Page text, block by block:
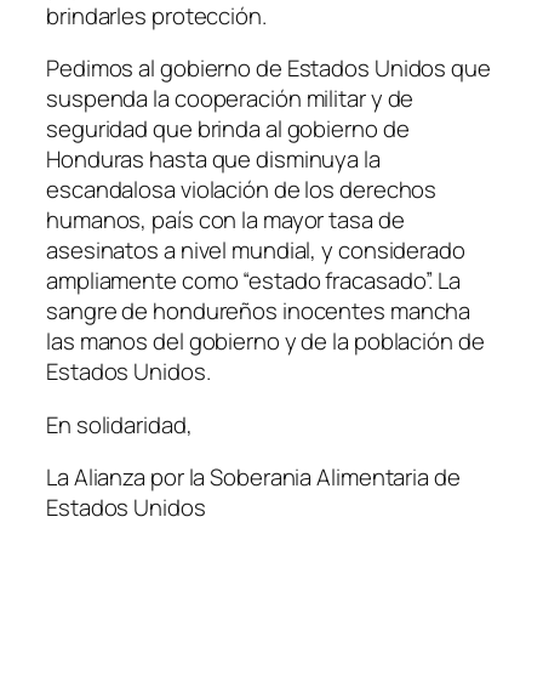
brindarles protección.
Pedimos al gobierno de Estados Unidos que
suspenda la cooperación militar y de
seguridad que brinda al gobierno de
Honduras hasta que disminuya la
escandalosa violación de los derechos
humanos, país con la mayor tasa de
asesinatos a nivel mundial, y considerado
ampliamente como “estado fracasado”. La
sangre de hondureños inocentes mancha
las manos del gobierno y de la población de
Estados Unidos.
En solidaridad,
La Alianza por la Soberania Alimentaria de
Estados Unidos